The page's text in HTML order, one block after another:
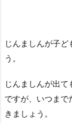
じんましんが子ど
う。
じんましんが出
ですが、いつまで
きましょう。